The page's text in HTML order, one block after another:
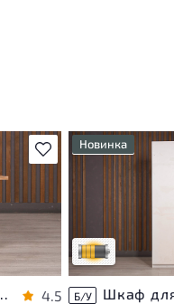
В избранное
на
ДСП Ольха Россия 4.5
Новинка
Товар может
незначительные
влияющие на
Б/У